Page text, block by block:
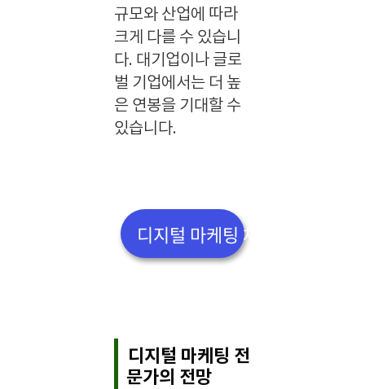
규모와 산업에 따라
크게 다를 수 있습니
다. 대기업이나 글로
벌 기업에서는 더 높
은 연봉을 기대할 수
있습니다.
디지털 마케팅 채용 바로가기👆
디지털 마케팅 전
문가의 전망